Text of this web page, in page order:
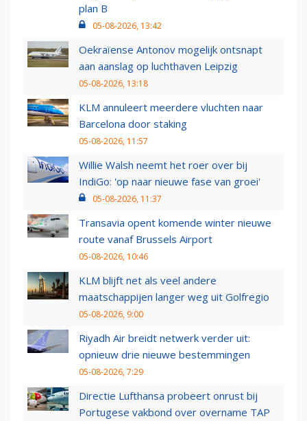
plan B
05-08-2026, 13:42
Oekraïense Antonov mogelijk ontsnapt
aan aanslag op luchthaven Leipzig
05-08-2026, 13:18
KLM annuleert meerdere vluchten naar
Barcelona door staking
05-08-2026, 11:57
Willie Walsh neemt het roer over bij
IndiGo: 'op naar nieuwe fase van groei'
05-08-2026, 11:37
Transavia opent komende winter nieuwe
route vanaf Brussels Airport
05-08-2026, 10:46
KLM blijft net als veel andere
maatschappijen langer weg uit Golfregio
05-08-2026, 9:00
Riyadh Air breidt netwerk verder uit:
opnieuw drie nieuwe bestemmingen
05-08-2026, 7:29
Directie Lufthansa probeert onrust bij
Portugese vakbond over overname TAP